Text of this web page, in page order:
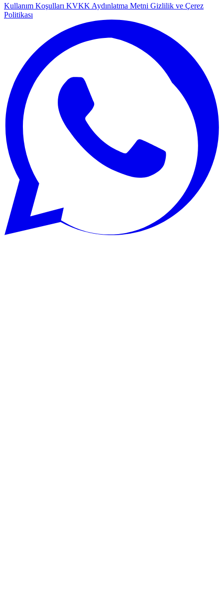
Kullanım Koşulları KVKK Aydınlatma Metni Gizlilik ve Çerez
Politikası